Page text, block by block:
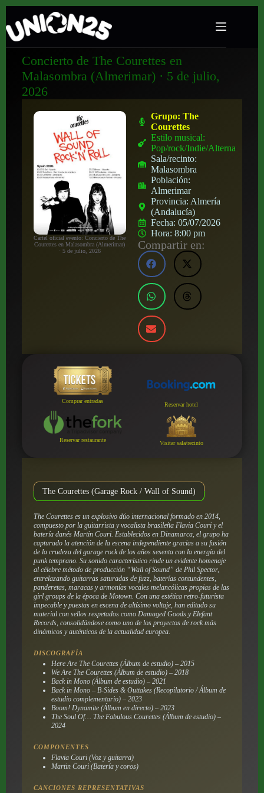
Concierto de The Courettes en
Malasombra (Almerimar) · 5 de julio,
2026
Cartel oficial evento: Concierto de The
Courettes en Malasombra (Almerimar)
· 5 de julio, 2026
Grupo:The
Courettes
Estilo musical:
Pop/rock/Indie/Alternativo
Sala/recinto:
Malasombra
Población:
Almerimar
Provincia: Almería
(Andalucía)
Fecha:05/07/2026
Hora:8:00 pm
Compartir en:
Comprar entradas
Reservar hotel
Reservar restaurante Visitar sala/recinto
The Courettes (Garage Rock / Wall of Sound)
The Courettes es un explosivo dúo internacional formado en 2014,
compuesto por la guitarrista y vocalista brasileña Flavia Couri y el
batería danés Martin Couri. Establecidos en Dinamarca, el grupo ha
capturado la atención de la escena independiente gracias a su fusión
de la crudeza del garage rock de los años sesenta con la energía del
punk temprano. Su sonido característico rinde un evidente homenaje
al célebre método de producción “Wall of Sound” de Phil Spector,
entrelazando guitarras saturadas de fuzz, baterías contundentes,
panderetas, maracas y armonías vocales melancólicas propias de las
girl groupsde la época de Motown. Con una estética retro-futurista
impecable y puestas en escena de altísimo voltaje, han editado su
material con sellos respetados como Damaged Goods y Elefant
Records, consolidándose como uno de los proyectos de rock más
dinámicos y auténticos de la actualidad europea.
DISCOGRAFÍA
Here Are The Courettes(Álbum de estudio) – 2015
We Are The Courettes(Álbum de estudio) – 2018
Back in Mono(Álbum de estudio) – 2021
Back in Mono – B-Sides & Outtakes(Recopilatorio / Álbum de
estudio complementario) – 2023
Boom! Dynamite(Álbum en directo) – 2023
The Soul Of… The Fabulous Courettes(Álbum de estudio) –
2024
COMPONENTES
Flavia Couri (Voz y guitarra)
Martin Couri (Batería y coros)
CANCIONES REPRESENTATIVAS